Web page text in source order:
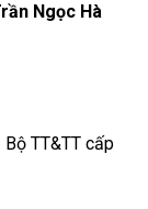
Ngọc Hà
TT&TT cấp